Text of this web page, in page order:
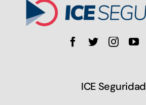
ICE Seguridad